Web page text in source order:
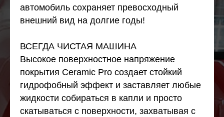
автомобиль сохраняет превосходный
внешний вид на долгие годы!
ВСЕГДА ЧИСТАЯ МАШИНА
Высокое поверхностное напряжение
покрытия Ceramic Pro создает стойкий
гидрофобный эффект и заставляет любые
жидкости собираться в капли и просто
скатываться с поверхности, захватывая с